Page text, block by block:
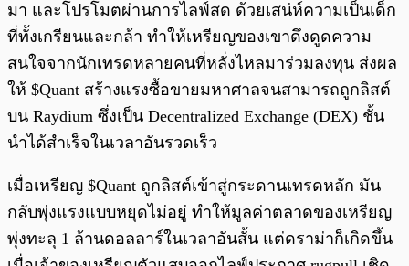
มา และโปรโมตผ่านการไลฟ์สด ด้วยเสน่ห์ความเป็นเด็ก
ที่ทั้งเกรียนและกล้า ทำให้เหรียญของเขาดึงดูดความ
สนใจจากนักเทรดหลายคนที่หลั่งไหลมาร่วมลงทุน ส่งผล
ให้ $Quant สร้างแรงซื้อขายมหาศาลจนสามารถถูกลิสต์
บน Raydium ซึ่งเป็น Decentralized Exchange (DEX) ชั้น
นำได้สำเร็จในเวลาอันรวดเร็ว
เมื่อเหรียญ $Quant ถูกลิสต์เข้าสู่กระดานเทรดหลัก มัน
กลับพุ่งแรงแบบหยุดไม่อยู่ ทำให้มูลค่าตลาดของเหรียญ
พุ่งทะลุ 1 ล้านดอลลาร์ในเวลาอันสั้น แต่ดราม่าก็เกิดขึ้น